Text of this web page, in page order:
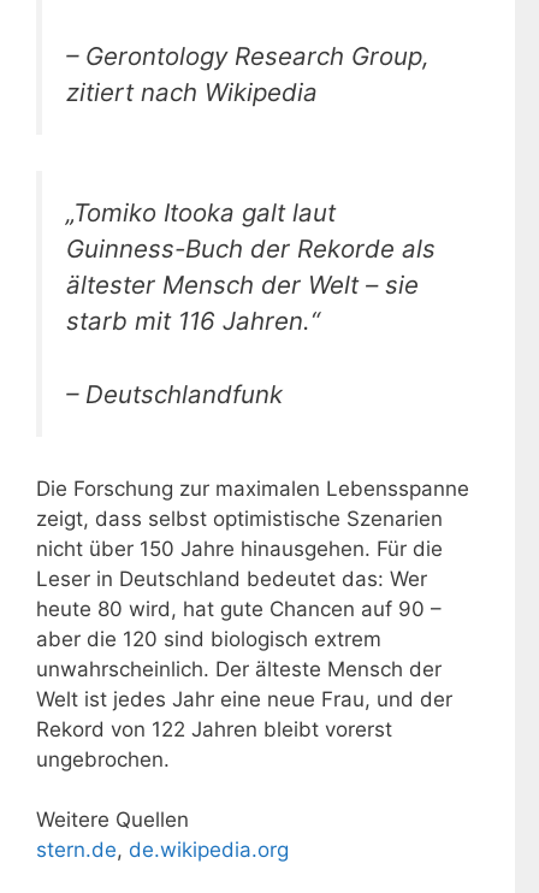
– Gerontology Research Group,
zitiert nach Wikipedia
„Tomiko Itooka galt laut
Guinness-Buch der Rekorde als
ältester Mensch der Welt – sie
starb mit 116 Jahren.“
– Deutschlandfunk
Die Forschung zur maximalen Lebensspanne
zeigt, dass selbst optimistische Szenarien
nicht über 150 Jahre hinausgehen. Für die
Leser in Deutschland bedeutet das: Wer
heute 80 wird, hat gute Chancen auf 90 –
aber die 120 sind biologisch extrem
unwahrscheinlich. Der älteste Mensch der
Welt ist jedes Jahr eine neue Frau, und der
Rekord von 122 Jahren bleibt vorerst
ungebrochen.
Weitere Quellen
stern.de, de.wikipedia.org